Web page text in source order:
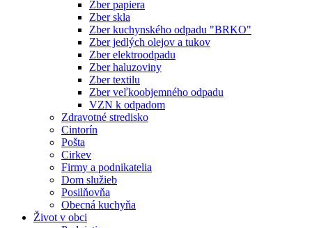
Zber papiera
Zber skla
Zber kuchynského odpadu "BRKO"
Zber jedlých olejov a tukov
Zber elektroodpadu
Zber haluzoviny
Zber textilu
Zber veľkoobjemného odpadu
VZN k odpadom
Zdravotné stredisko
Cintorín
Pošta
Cirkev
Firmy a podnikatelia
Dom služieb
Posilňovňa
Obecná kuchyňa
Život v obci